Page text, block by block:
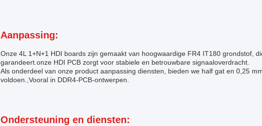
Aanpassing:
Onze 4L 1+N+1 HDI boards zijn gemaakt van hoogwaardige FR4 IT180 grondstof,
garandeert.onze HDI PCB zorgt voor stabiele en betrouwbare signaaloverdracht.
Als onderdeel van onze product aanpassing diensten, bieden we half gat en 0,25
voldoen.,Vooral in DDR4-PCB-ontwerpen.
Ondersteuning en diensten: